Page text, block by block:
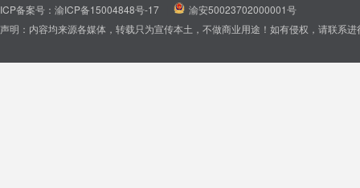
ICP备案号： 渝ICP备15004848号-17
渝安50023702000001号
声明：内容均来源各媒体，转载只为宣传本土，不做商业用途！如有侵权，请联系进